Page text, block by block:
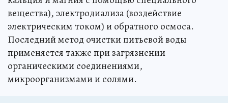
вещества), электродиализа (воздействие
электрическим током) и обратного осмоса.
Последний метод очистки питьевой воды
применяется также при загрязнении
органическими соединениями,
микроорганизмами и солями.